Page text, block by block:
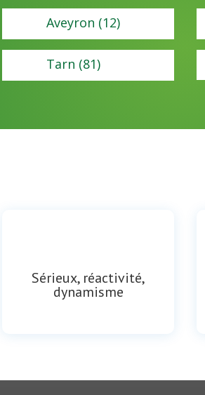
Aveyron (12)
Tarn (81)
Sérieux, réactivité,
dynamisme